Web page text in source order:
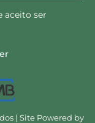
aceito ser
| Site Powered by